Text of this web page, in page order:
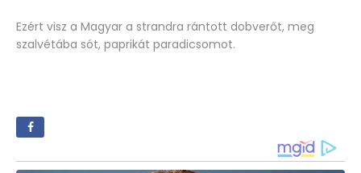
Ezért visz a Magyar a strandra rántott dobverőt, meg
szalvétába sót, paprikát paradicsomot.